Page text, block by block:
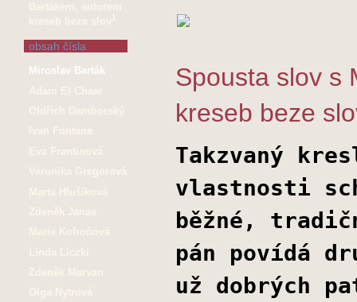
obsah čísla
Miroslav Barták
Spousta slov s
kreseb beze
Takzvaný
vlastnosti
běžné,
pán povídá
už dobrých